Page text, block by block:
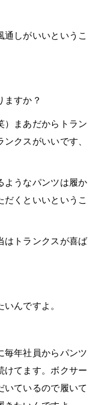
通しがいいというこ
ますか？
）まあだからトラン
クスがいいです、
ようなパンツは履か
くといいというこ
はトランクスが喜ば
んですよ。
毎年社員からパンツ
けてます。ボクサー
いているので履いて